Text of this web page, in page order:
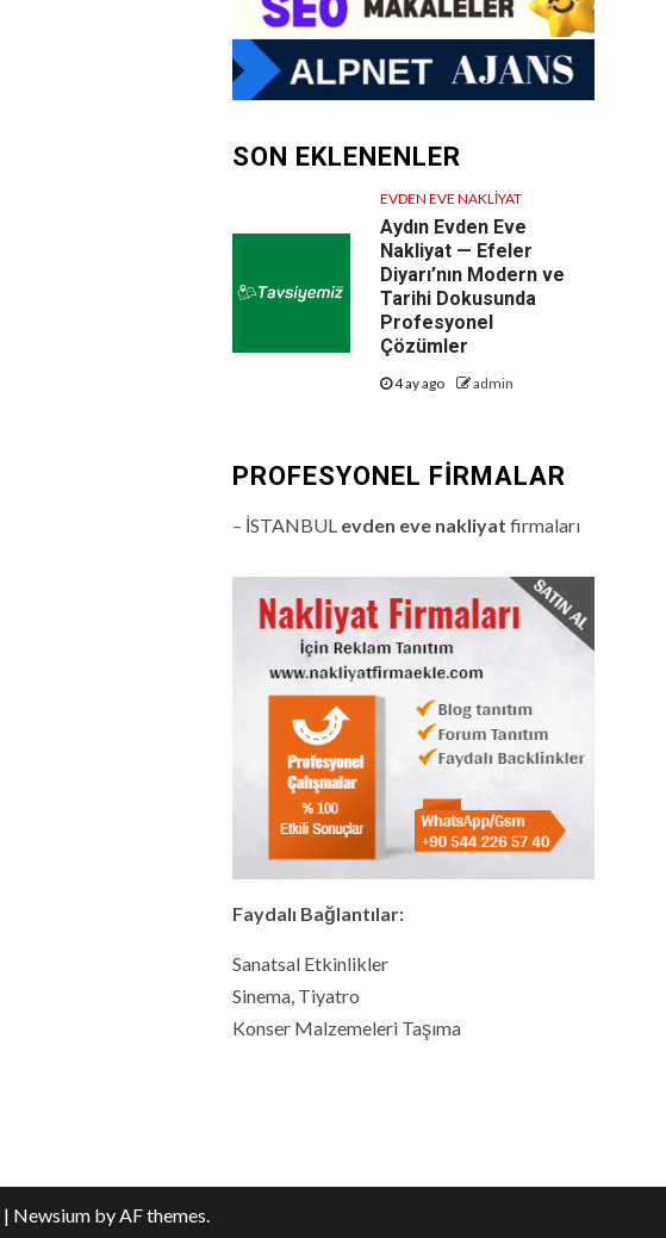
SON EKLENENLER
EVDEN EVE NAKLIYAT
Aydın Evden Eve
Nakliyat — Efeler
Diyarı’nın Modern ve
Tarihi Dokusunda
Profesyonel
Çözümler
4 ay ago admin
PROFESYONEL FIRMALAR
– İSTANBUL evden eve nakliyat firmaları
Faydalı Bağlantılar:
Sanatsal Etkinlikler
Sinema, Tiyatro
Konser Malzemeleri Taşıma
| Newsiumby AF themes.